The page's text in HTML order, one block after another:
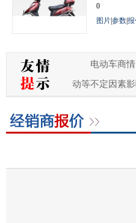
0
图片参数
电动车商
动等不定因素